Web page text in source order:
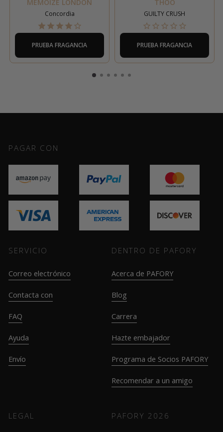
MEMOIZE LONDON
Concordia
PRUEBA FRAGANCIA
THOO
GUILTY CRUSH
PRUEBA FRAGANCIA
PAGAR CON
SERVICIO
Correo electrónico
Contacta con
FAQ
Ayuda
Envío
DENTRO DE PAFORY
Acerca de PAFORY
Blog
Carrera
Hazte embajador
Programa de Socios PAFORY
Recomendar a un amigo
LEGAL PAFORY 2026